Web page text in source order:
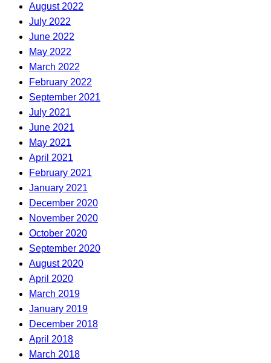
August 2022
July 2022
June 2022
May 2022
March 2022
February 2022
September 2021
July 2021
June 2021
May 2021
April 2021
February 2021
January 2021
December 2020
November 2020
October 2020
September 2020
August 2020
April 2020
March 2019
January 2019
December 2018
April 2018
March 2018